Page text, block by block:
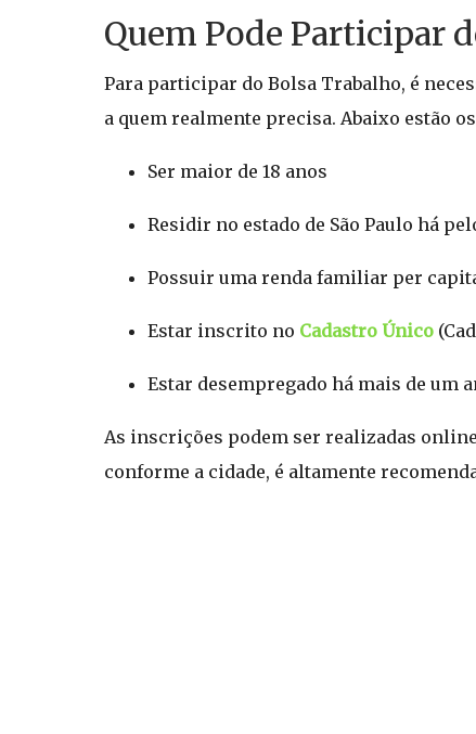
Quem Pode Participar
Para participar do Bolsa Trabalho, é
a quem realmente precisa. Abaixo estão
Ser maior de 18 anos
Residir no estado de São Paulo há
Possuir uma renda familiar per
Estar inscrito no Cadastro Único
Estar desempregado há mais de um
As inscrições podem ser realizadas
conforme a cidade, é altamente